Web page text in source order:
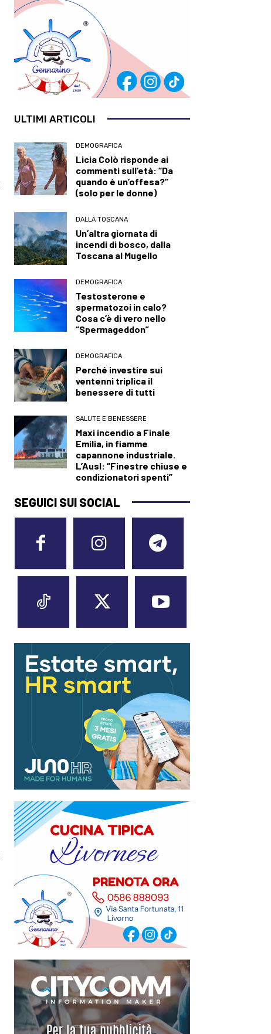
ULTIMI ARTICOLI
DEMOGRAFICA
Licia Colò risponde ai
commenti sull’età: “Da
quando è un’offesa?”
(solo per le donne)
DALLA TOSCANA
Un’altra giornata di
incendi di bosco, dalla
Toscana al Mugello
DEMOGRAFICA
Testosterone e
spermatozoi in calo?
Cosa c’è di vero nello
“Spermageddon”
DEMOGRAFICA
Perché investire sui
ventenni triplica il
benessere di tutti
SALUTE E BENESSERE
Maxi incendio a Finale
Emilia, in fiamme
capannone industriale.
L’Ausl: “Finestre chiuse e
condizionatori spenti”
SEGUICI SUI SOCIAL